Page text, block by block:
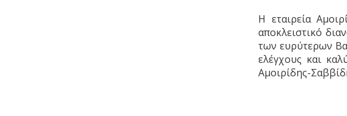
Η εταιρεία
αποκλειστικό
των ευρύτερων
ελέγχους και
Αμοιρίδης-